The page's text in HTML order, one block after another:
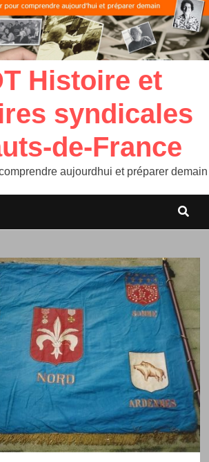
Histoire et
syndicales
de-France
aujourdhui et préparer demain